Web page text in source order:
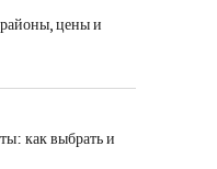
цены и
как выбрать и